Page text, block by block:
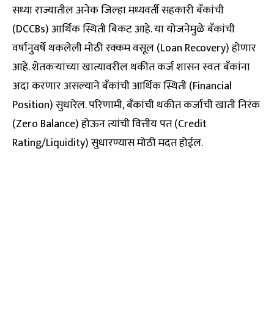
सध्या राज्यातील अनेक जिल्हा मध्यवर्ती सहकारी बँकांची
(DCCBs) आर्थिक स्थिती बिकट आहे. या योजनेमुळे बँकांची
वर्षानुवर्षे थकलेली मोठी रक्कम वसूल (Loan Recovery) होणार
आहे. शेतकऱ्यांच्या खात्यावरील थकीत कर्ज शासन स्वतः बँकांना
अदा करणार असल्याने बँकांची आर्थिक स्थिती (Financial
Position) सुधारेल. परिणामी, बँकांची थकीत कर्जाची खाती निरंक
(Zero Balance) होऊन त्यांची वित्तीय पत (Credit
Rating/Liquidity) सुधारण्यास मोठी मदत होईल.